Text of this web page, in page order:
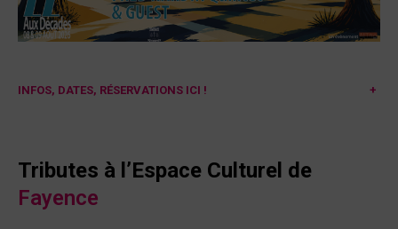
INFOS, DATES, RÉSERVATIONS ICI ! +
Tributes à l’Espace Culturel de
Fayence